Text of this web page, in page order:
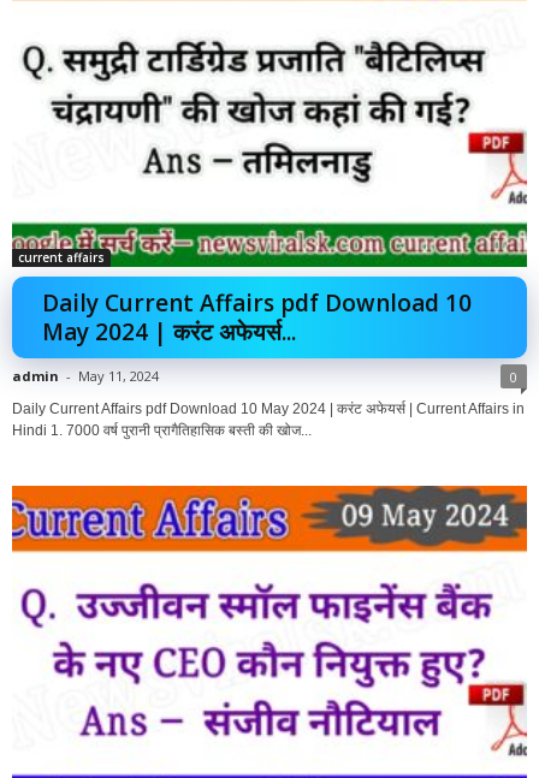
current affairs
Daily Current Affairs pdf Download 10
May 2024 | करंट अफेयर्स...
admin - May 11, 2024 0
Daily Current Affairs pdf Download 10 May 2024 | करंट अफेयर्स | Current Affairs in
Hindi 1. 7000 वर्ष पुरानी प्रागैतिहासिक बस्ती की खोज...